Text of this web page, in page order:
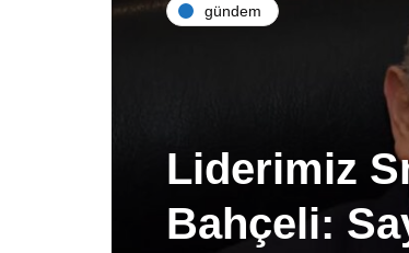
gündem
Liderimiz
Bahçeli: